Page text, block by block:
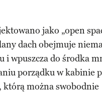
jako „open
dach obejmuje
i wpuszcza do środka
porządku w kabinie
można swobodnie